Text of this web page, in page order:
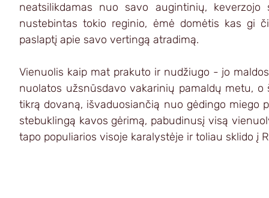
neatsilikdamas nuo savo augintinių, keverzojo
nustebintas tokio reginio, ėmė domėtis kas gi
paslaptį apie savo vertingą atradimą.
Vienuolis kaip mat prakuto ir nudžiugo - jo
nuolatos užsnūsdavo vakarinių pamaldų metu,
tikrą dovaną, išvaduosiančią nuo gėdingo miego
stebuklingą kavos gėrimą, pabudinusį visą
tapo populiarios visoje karalystėje ir toliau sklido į